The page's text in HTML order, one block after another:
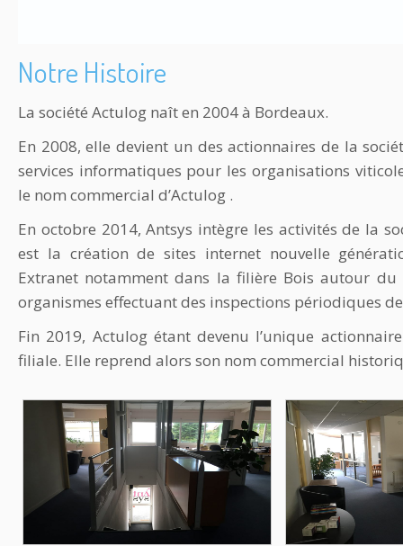
Notre Histoire
La société Actulog naît en 2004 à Bordeaux.
En 2008, elle devient un des actionnaires de la
services informatiques pour les organisations
le nom commercial d’Actulog .
En octobre 2014, Antsys intègre les activités de la
est la création de sites internet nouvelle
Extranet notamment dans la filière Bois autour du
organismes effectuant des inspections périodiques
Fin 2019, Actulog étant devenu l’unique
filiale. Elle reprend alors son nom commercial